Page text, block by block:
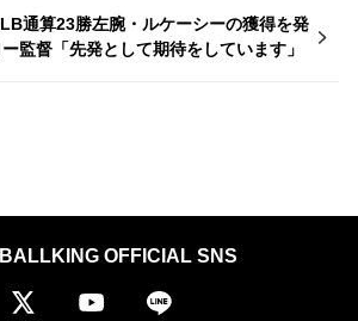
通算23勝左腕・ルケーシーの獲得を発
監督「先発として期待をしています」
OFFICIAL SNS